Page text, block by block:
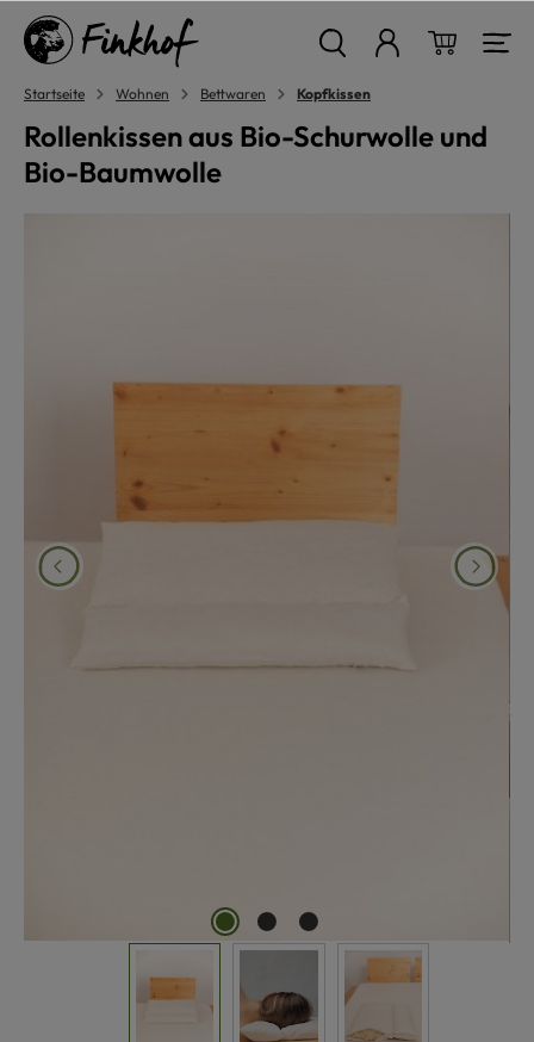
springen
Startseite Wohnen Bettwaren Kopfkissen
Rollenkissen aus Bio-Schurwolle und
Bio-Baumwolle